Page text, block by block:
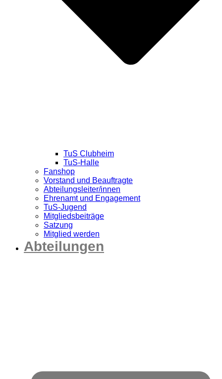
TuS Clubheim
TuS-Halle
Fanshop
Vorstand und Beauftragte
Abteilungsleiter/innen
Ehrenamt und Engagement
TuS-Jugend
Mitgliedsbeiträge
Satzung
Mitglied werden
Abteilungen